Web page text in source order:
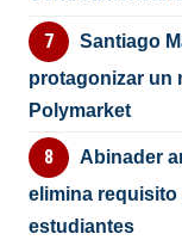
Santiago
protagonizar un
Polymarket
Abinader
elimina requisito
estudiantes